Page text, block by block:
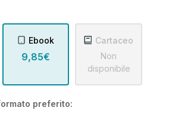
Ebook
9,85€
Cartaceo
Non
disponibile
preferito: